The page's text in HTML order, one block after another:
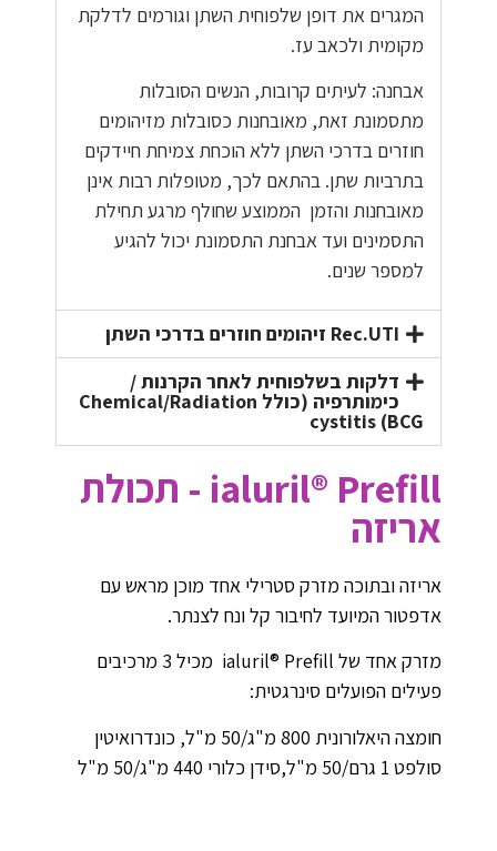
המגרים את דופן שלפוחית השתן וגורמים לדלקת
מקומית ולכאב עז.
אבחנה: לעיתים קרובות, הנשים הסובלות
מתסמונת זאת, מאובחנות כסובלות מזיהומים
חוזרים בדרכי השתן ללא הוכחת צמיחת חיידקים
בתרביות שתן. בהתאם לכך, מטופלות רבות אינן
מאובחנות והזמן הממוצע שחולף מרגע תחילת
התסמינים ועד אבחנת התסמונת יכול להגיע
למספר שנים.
Rec.UTI זיהומים חוזרים בדרכי השתן
דלקות בשלפוחית לאחר הקרנות /
כימותרפיה (כולל Chemical/Radiation
cystitis (BCG
ialuril® Prefill - תכולת
אריזה
אריזה ובתוכה מזרק סטרילי אחד מוכן מראש עם
אדפטור המיועד לחיבור קל ונח לצנתר.
מזרק אחד של ialuril® Prefill מכיל 3 מרכיבים
פעילים הפועלים סינרגטית:
חומצה היאלורונית 800 מ"ג/50 מ"ל, כונדרואיטין
סולפט 1 גרם/50 מ"ל,סידן כלורי 440 מ"ג/50 מ"ל